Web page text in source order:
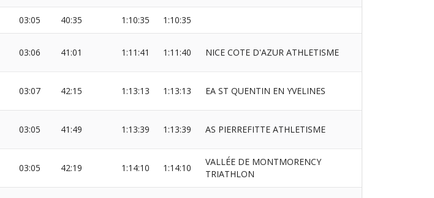
03:05 40:35 1:10:35 1:10:35
03:06 41:01 1:11:41 1:11:40 NICE COTE D'AZUR ATHLETISME
03:07 42:15 1:13:13 1:13:13 EA ST QUENTIN EN YVELINES
03:05 41:49 1:13:39 1:13:39 AS PIERREFITTE ATHLETISME
03:05 42:19 1:14:10 1:14:10
VALLÉE DE MONTMORENCY
TRIATHLON